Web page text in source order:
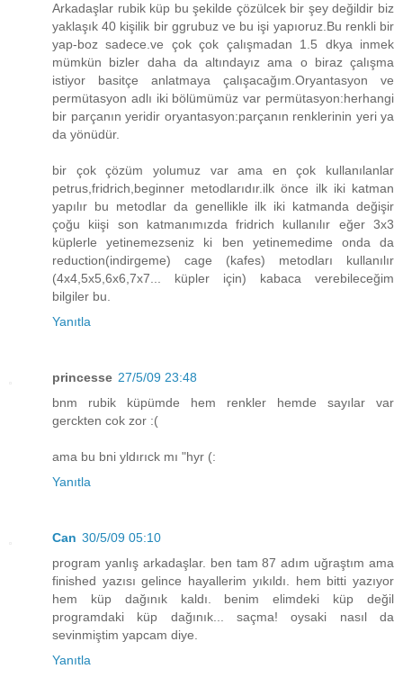
Arkadaşlar rubik küp bu şekilde çözülcek bir şey değildir biz
yaklaşık 40 kişilik bir ggrubuz ve bu işi yapıoruz.Bu renkli bir
yap-boz sadece.ve çok çok çalışmadan 1.5 dkya inmek
mümkün bizler daha da altındayız ama o biraz çalışma
istiyor basitçe anlatmaya çalışacağım.Oryantasyon ve
permütasyon adlı iki bölümümüz var permütasyon:herhangi
bir parçanın yeridir oryantasyon:parçanın renklerinin yeri ya
da yönüdür.
bir çok çözüm yolumuz var ama en çok kullanılanlar
petrus,fridrich,beginner metodlarıdır.ilk önce ilk iki katman
yapılır bu metodlar da genellikle ilk iki katmanda değişir
çoğu kiişi son katmanımızda fridrich kullanılır eğer 3x3
küplerle yetinemezseniz ki ben yetinemedime onda da
reduction(indirgeme) cage (kafes) metodları kullanılır
(4x4,5x5,6x6,7x7... küpler için) kabaca verebileceğim
bilgiler bu.
Yanıtla
princesse 27/5/09 23:48
bnm rubik küpümde hem renkler hemde sayılar var
gerckten cok zor :(
ama bu bni yldırıck mı "hyr (:
Yanıtla
Can 30/5/09 05:10
program yanlış arkadaşlar. ben tam 87 adım uğraştım ama
finished yazısı gelince hayallerim yıkıldı. hem bitti yazıyor
hem küp dağınık kaldı. benim elimdeki küp değil
programdaki küp dağınık... saçma! oysaki nasıl da
sevinmiştim yapcam diye.
Yanıtla